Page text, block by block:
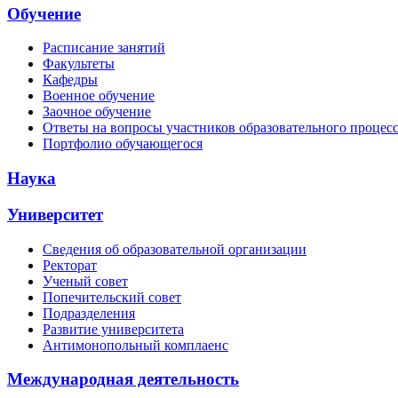
Обучение
Расписание занятий
Факультеты
Кафедры
Военное обучение
Заочное обучение
Ответы на вопросы участников образовательного
Портфолио обучающегося
Наука
Университет
Сведения об образовательной организации
Ректорат
Ученый совет
Попечительский совет
Подразделения
Развитие университета
Антимонопольный комплаенс
Международная деятельность